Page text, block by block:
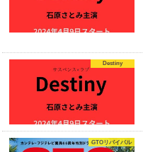
Destiny
GTOリバイバル